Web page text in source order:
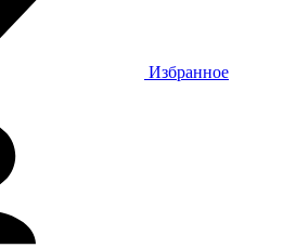
Избранное